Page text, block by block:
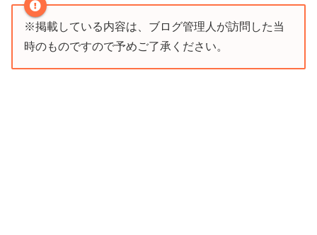
※掲載している内容は、ブログ管理人が訪問した当
時のものですので予めご了承ください。